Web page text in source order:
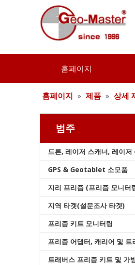
홈페이지
홈페이지 » 제품 » 상세
범주
GPS & Geotablet 소모품
지리 프리즘 (프리즘 모니터
지역 타겟(설문조사 타겟)
프리즘 키트 모니터링
프리즘 어댑터, 캐리어 및 트
트래버스 프리즘 키트 및 가
계약자 엘리베이터 삼